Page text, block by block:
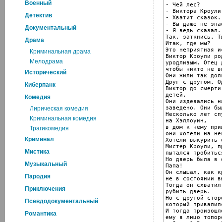
Военный
Детектив
Документальный
Драма
Криминальная драма
Мелодрама
Исторический
Киберпанк
Комедия
Лирическая комедия
Криминальная комедия
Трагикомедия
Криминал
Мистика
Музыкальный
Пародия
Приключения
Псевдодокументальный
Романтика
- Чей лес?
- Виктора
- Хватит сказок.
- Вы даже не
- Я ведь
Так, заткнись.
Итак, где мы?
Это неприятная
Виктор Кроули
уродливым. Отец
чтобы никто не
Они жили так
Друг с другом.
Виктор до
детей.
Они издевались
заведено. Они
Несколько лет
на Хэллоуин,
в дом к нему
они хотели на
Хотели
Мистер Кроули,
пытался
Но дверь была в
Папа!
Он слышал, как
не в состоянии
Тогда он
рубить дверь.
Но с другой
который
И тогда
ему в лицо